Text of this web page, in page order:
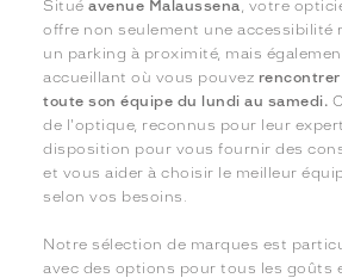
Situéavenue Malaussena , votre
offre non seulement une accessibilité
un parking à proximité, mais
accueillant où vous pouvez
toute son équipe du lundi au samedi.
de l'optique, reconnus pour leur
disposition pour vous fournir des
et vous aider à choisir le meilleur
selon vos besoins.
Notre sélection de marques est
avec des options pour tous les goûts